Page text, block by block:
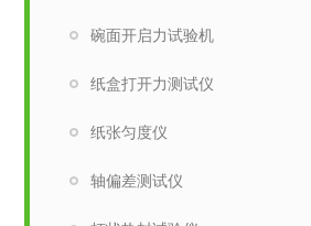
碗面开启力试验机
纸盒打开力测试仪
纸张匀度仪
轴偏差测试仪